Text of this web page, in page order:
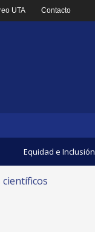
UTA Contacto
Equidad e Inclusión
científicos